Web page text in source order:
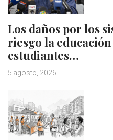
Los daños por los
riesgo la educación
estudiantes…
5 agosto, 2026